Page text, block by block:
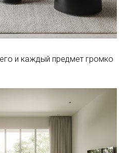
и каждый предмет громко